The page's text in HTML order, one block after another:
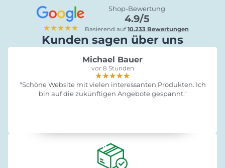
★★★★★
Shop-Bewertung
4.9/5
Basierend auf10.233 Bewertungen
Kunden sagen über uns
Michael Bauer
vor 8 Stunden
★★★★★
★★★★★
★★★★★
"Schöne Website mit vielen interessanten Produkten. Ich
bin auf die zukünftigen Angebote gespannt."